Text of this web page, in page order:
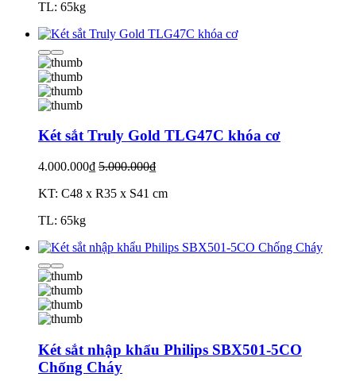
TL: 65kg
Két sắt Truly Gold TLG47C khóa cơ
4.000.000₫ 5.000.000₫
KT: C48 x R35 x S41 cm
TL: 65kg
Két sắt nhập khẩu Philips SBX501-5CO
Chống Cháy